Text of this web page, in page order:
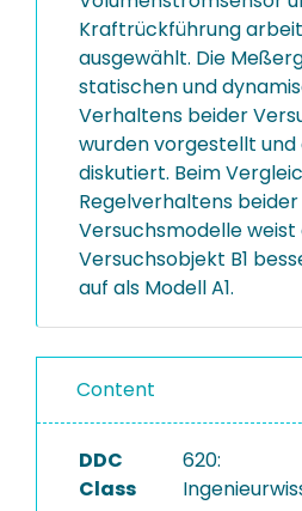
Kraftrückführung
ausgewählt. Die
statischen und
Verhaltens beider
wurden vorgestellt und
diskutiert. Beim
Regelverhaltens beider
Versuchsmodelle weist
Versuchsobjekt B1
auf als Modell A1.
Content
DDC
Class
620: